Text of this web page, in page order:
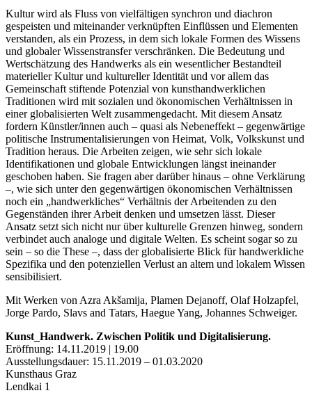
Kultur wird als Fluss von vielfältigen synchron und diachron
gespeisten und miteinander verknüpften Einflüssen und Elementen
verstanden, als ein Prozess, in dem sich lokale Formen des Wissens
und globaler Wissenstransfer verschränken. Die Bedeutung und
Wertschätzung des Handwerks als ein wesentlicher Bestandteil
materieller Kultur und kultureller Identität und vor allem das
Gemeinschaft stiftende Potenzial von kunsthandwerklichen
Traditionen wird mit sozialen und ökonomischen Verhältnissen in
einer globalisierten Welt zusammengedacht. Mit diesem Ansatz
fordern Künstler/innen auch – quasi als Nebeneffekt – gegenwärtige
politische Instrumentalisierungen von Heimat, Volk, Volkskunst und
Tradition heraus. Die Arbeiten zeigen, wie sehr sich lokale
Identifikationen und globale Entwicklungen längst ineinander
geschoben haben. Sie fragen aber darüber hinaus – ohne Verklärung
–, wie sich unter den gegenwärtigen ökonomischen Verhältnissen
noch ein „handwerkliches“ Verhältnis der Arbeitenden zu den
Gegenständen ihrer Arbeit denken und umsetzen lässt. Dieser
Ansatz setzt sich nicht nur über kulturelle Grenzen hinweg, sondern
verbindet auch analoge und digitale Welten. Es scheint sogar so zu
sein – so die These –, dass der globalisierte Blick für handwerkliche
Spezifika und den potenziellen Verlust an altem und lokalem Wissen
sensibilisiert.
Mit Werken von Azra Akšamija, Plamen Dejanoff, Olaf Holzapfel,
Jorge Pardo, Slavs and Tatars, Haegue Yang, Johannes Schweiger.
Kunst_Handwerk. Zwischen Politik und Digitalisierung.
Eröffnung: 14.11.2019 | 19.00
Ausstellungsdauer: 15.11.2019 – 01.03.2020
Kunsthaus Graz
Lendkai 1